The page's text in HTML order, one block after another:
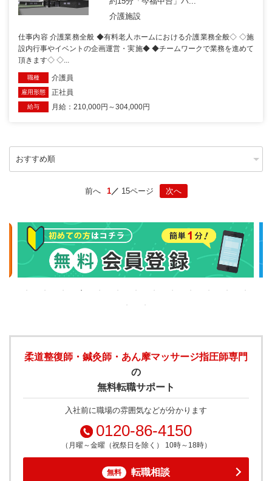
介護施設
仕事内容 介護業務全般 ◆有料老人ホームにおける介護業務全般◇ ◇施
設内行事やイベントの企画運営・実施◆ ◆チームワークで業務を進めて
頂きます◇ ◇...
職種 介護員
雇用形態 正社員
給与 月給：210,000円～304,000円
前へ 1 15ページ 次へ
柔道整復師・鍼灸師・あん摩マッサージ指圧師専門
の
無料転職サポート
入社前に職場の雰囲気などが分かります
0120-86-4150
（月曜～金曜（祝祭日を除く） 10時～18時）
無料 転職相談